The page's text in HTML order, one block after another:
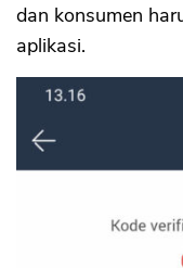
dan konsumen
aplikasi.